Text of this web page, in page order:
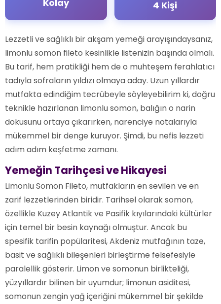
Kolay 4 Kişi
Lezzetli ve sağlıklı bir akşam yemeği arayışındaysanız,
limonlu somon fileto kesinlikle listenizin başında olmalı.
Bu tarif, hem pratikliği hem de o muhteşem ferahlatıcı
tadıyla sofraların yıldızı olmaya aday. Uzun yıllardır
mutfakta edindiğim tecrübeyle söyleyebilirim ki, doğru
teknikle hazırlanan limonlu somon, balığın o narin
dokusunu ortaya çıkarırken, narenciye notalarıyla
mükemmel bir denge kuruyor. Şimdi, bu nefis lezzeti
adım adım keşfetme zamanı.
Yemeğin Tarihçesi ve Hikayesi
Limonlu Somon Fileto, mutfakların en sevilen ve en
zarif lezzetlerinden biridir. Tarihsel olarak somon,
özellikle Kuzey Atlantik ve Pasifik kıyılarındaki kültürler
için temel bir besin kaynağı olmuştur. Ancak bu
spesifik tarifin popülaritesi, Akdeniz mutfağının taze,
basit ve sağlıklı bileşenleri birleştirme felsefesiyle
paralellik gösterir. Limon ve somonun birlikteliği,
yüzyıllardır bilinen bir uyumdur; limonun asiditesi,
somonun zengin yağ içeriğini mükemmel bir şekilde